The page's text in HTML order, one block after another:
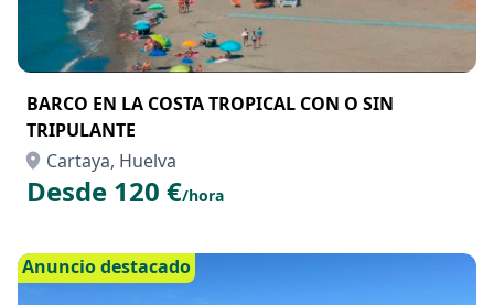
BARCO EN LA COSTA TROPICAL CON O SIN
TRIPULANTE
Cartaya, Huelva
Desde 120 €/hora
Anuncio destacado